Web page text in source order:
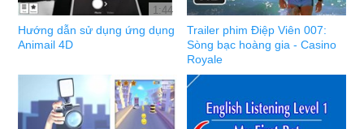
1:44
Hướng dẫn sử dụng ứng dụng
Animail 4D
Trailer phim Điệp Viên 007:
Sòng bạc hoàng gia - Casino
Royale